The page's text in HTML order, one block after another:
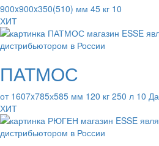
900x900x350(510) мм 45 кг 10
ХИТ
ПАТМОС
от 1607x785х585 мм 120 кг 250 л 10 Да
ХИТ